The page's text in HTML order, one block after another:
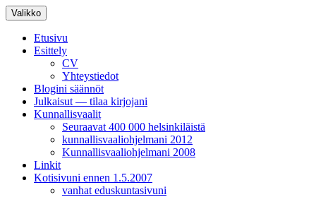
Siirry
sisältöön
Valikko
Etusivu
Esittely
CV
Yhteystiedot
Blogini säännöt
Julkaisut — tilaa kirjojani
Kunnallisvaalit
Seuraavat 400 000 helsinkiläistä
kunnallisvaaliohjelmani 2012
Kunnallisvaaliohjelmani 2008
Linkit
Kotisivuni ennen 1.5.2007
vanhat eduskuntasivuni